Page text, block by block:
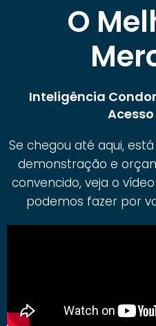
O
Inteligência
Se chegou até aqui,
demonstração e
convencido, veja o
podemos fazer por